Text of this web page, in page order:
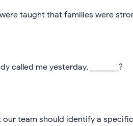
taught that families were
called me yesterday, _______?
our team should identify a